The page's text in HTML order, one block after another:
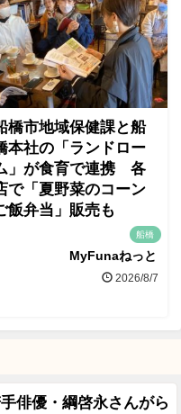
橋市地域保健課と船
本社の「ランドロー
」が食育で連携 各
で「夏野菜のコーン
飯弁当」販売も
船橋
MyFunaねっと
2026/8/7
俳優・綱啓永さんがら